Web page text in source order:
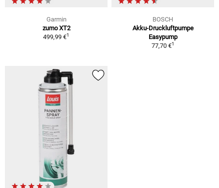
Garmin
zumo XT2
499,99 €1
BOSCH
Akku-Druckluftpumpe
Easypump
77,70 €1